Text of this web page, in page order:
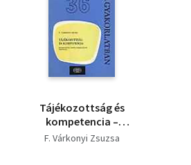
Tájékozottság és
kompetencia –
Óvodáskorúak
F. Várkonyi Zsuzsa